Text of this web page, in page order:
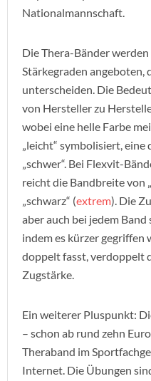
Nationalmannschaft.
Die Thera-Bänder
Stärkegraden angeboten,
unterscheiden. Die
von Hersteller zu
wobei eine helle Farbe
„leicht“ symbolisiert, eine
„schwer“. Bei Flexvit-
reicht die Bandbreite von
„schwarz“ (extrem). Die
aber auch bei jedem
indem es kürzer gegriffen
doppelt fasst, verdoppelt
Zugstärke.
Ein weiterer Pluspunkt:
– schon ab rund zehn
Theraband im
Internet. Die Übungen